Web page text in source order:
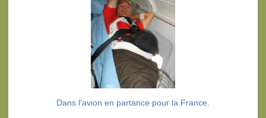
Dans l'avion en partance pour la France.